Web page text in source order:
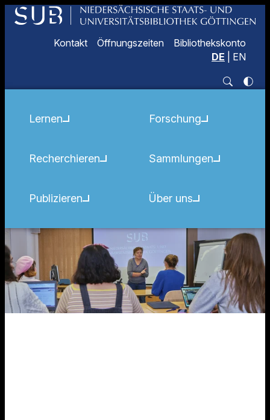
Kontakt Öffnungszeiten
Bibliothekskonto
DE
EN
Lernen
Recherchieren
Publizieren
Forschung
Sammlungen
Über uns